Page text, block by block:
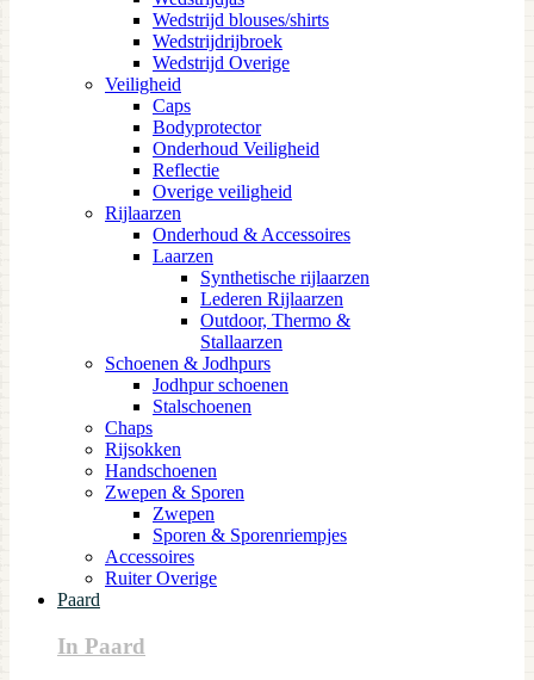
Wedstrijd blouses/shirts
Wedstrijdrijbroek
Wedstrijd Overige
Veiligheid
Caps
Bodyprotector
Onderhoud Veiligheid
Reflectie
Overige veiligheid
Rijlaarzen
Onderhoud & Accessoires
Laarzen
Synthetische rijlaarzen
Lederen Rijlaarzen
Outdoor, Thermo &
Stallaarzen
Schoenen & Jodhpurs
Jodhpur schoenen
Stalschoenen
Chaps
Rijsokken
Handschoenen
Zwepen & Sporen
Zwepen
Sporen & Sporenriempjes
Accessoires
Ruiter Overige
Paard
In Paard